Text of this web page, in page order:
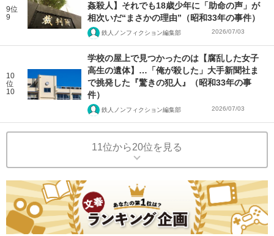
9位
9
姦殺人】それでも18歳少年に「助命の声」が
相次いだ“まさかの理由”（昭和33年の事件）
鉄人ノンフィクション編集部 2026/07/03
10
位
10
学校の屋上で見つかったのは【腐乱した女子
高生の遺体】…「俺が殺した」大手新聞社ま
で挑発した『驚きの犯人』（昭和33年の事
件）
鉄人ノンフィクション編集部 2026/07/03
11位から20位を見る